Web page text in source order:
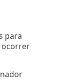
para
ocorrer